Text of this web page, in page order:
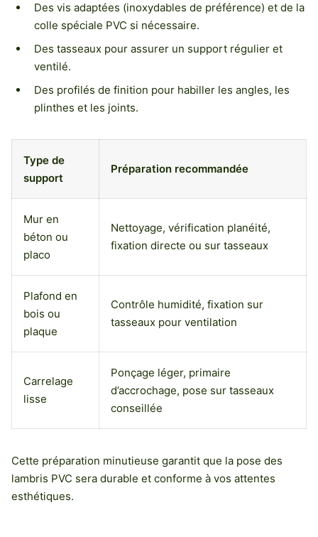
Des vis adaptées (inoxydables de préférence) et de la
colle spéciale PVC si nécessaire.
Des tasseaux pour assurer un support régulier et
ventilé.
Des profilés de finition pour habiller les angles, les
plinthes et les joints.
Type de
support
Préparation recommandée
Mur en
béton ou
placo
Nettoyage, vérification planéité,
fixation directe ou sur tasseaux
Plafond en
bois ou
plaque
Contrôle humidité, fixation sur
tasseaux pour ventilation
Carrelage
lisse
Ponçage léger, primaire
d’accrochage, pose sur tasseaux
conseillée
Cette préparation minutieuse garantit que la pose des
lambris PVC sera durable et conforme à vos attentes
esthétiques.